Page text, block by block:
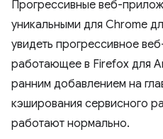
Прогрессивные веб-
уникальными для Chrome
увидеть прогрессивное
работающее в Firefox для
ранним добавлением на
кэширования сервисного
работают нормально.